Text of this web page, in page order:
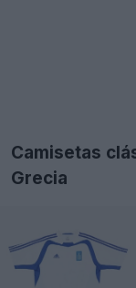
Camisetas
Grecia